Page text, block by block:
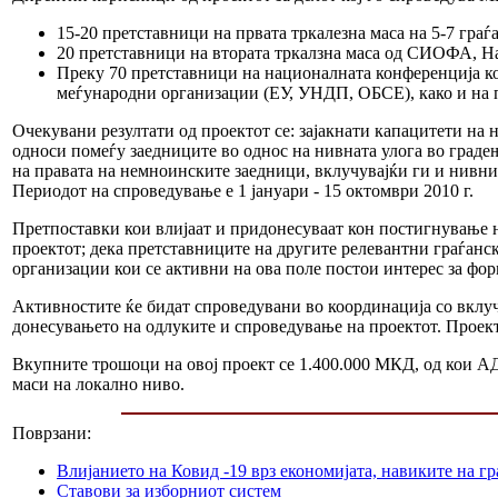
15-20 претставници на првата тркалезна маса на 5-7
20 претставници на втората тркалзна маса од СИОФА,
Преку 70 претставници на националната конференција
меѓународни организации (ЕУ, УНДП, ОБСЕ), како и на
Очекувани резултати од проектот се: зајакнати капацитети
односи помеѓу заедниците во однос на нивната улога во
на правата на немноинските заедници, вклучувајќи ги и
Периодот на спроведување е 1 јануари - 15 октомври 2010 г.
Претпоставки кои влијаат и придонесуваат кон постигнување
проектот; дека претставниците на другите релевантни
организации кои се активни на ова поле постои интерес за
Активностите ќе бидат спроведувани во координација со
донесувањето на одлуките и спроведување на проектот.
Вкупните трошоци на овој проект се 1.400.000 МКД, од кои
маси на локално ниво.
Поврзани:
Влијанието на Ковид -19 врз економијата, навиките на
Ставови за изборниот систем